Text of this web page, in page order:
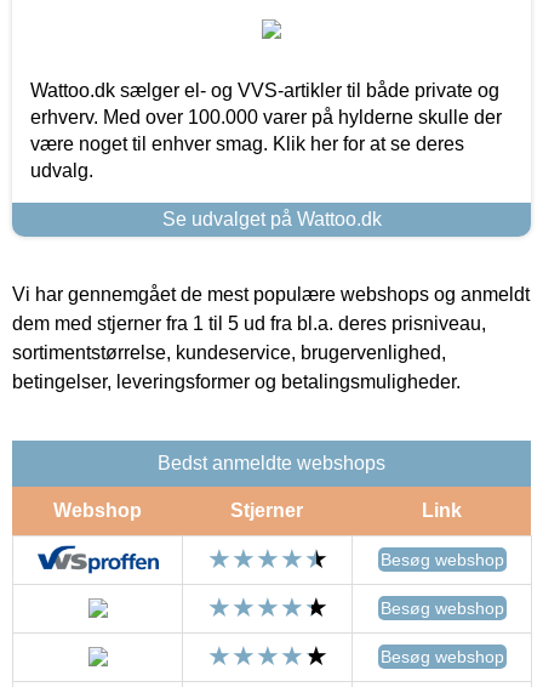
Wattoo.dk sælger el- og VVS-artikler til både private og
erhverv. Med over 100.000 varer på hylderne skulle der
være noget til enhver smag. Klik her for at se deres
udvalg.
Se udvalget på Wattoo.dk
Vi har gennemgået de mest populære webshops og anmeldt
dem med stjerner fra 1 til 5 ud fra bl.a. deres prisniveau,
sortimentstørrelse, kundeservice, brugervenlighed,
betingelser, leveringsformer og betalingsmuligheder.
Bedst anmeldte webshops
Webshop Stjerner Link
Besøg webshop
Besøg webshop
Besøg webshop